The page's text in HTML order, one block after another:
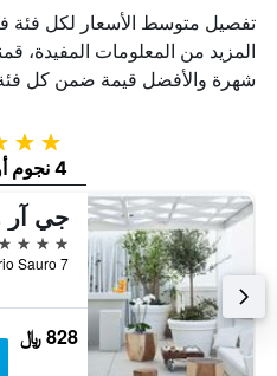
تفصيل متوسط الأسعار لكل فئة
المزيد من المعلومات المفيدة،
شهرة والأفضل قيمة ضمن كل
4 نجوم
4 نجوم أو أكثر
5 نجوم
828 ﷼